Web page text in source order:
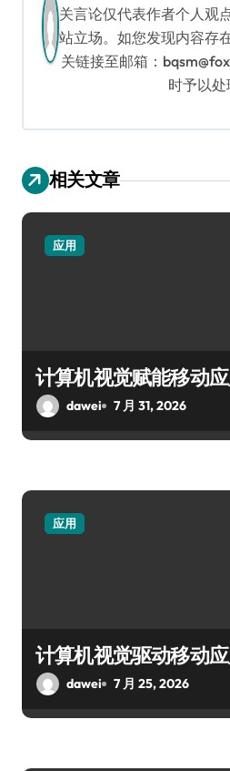
关言论仅代表作者个人观
站立场。如您发现内容存
关链接至邮箱：
时予以处
相关文章
应用
计算机视觉赋能移动
dawei 7 月 31, 2026
应用
计算机视觉驱动移动
dawei 7 月 25, 2026